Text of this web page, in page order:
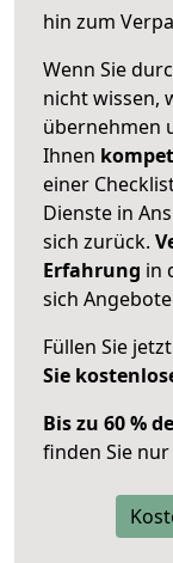
hin zum
Wenn Sie
nicht wissen,
übernehmen
Ihnen
einer
Dienste in
sich zurück.
Erfahrung in
sich
Füllen Sie
Sie
Bis zu 60 %
finden Sie